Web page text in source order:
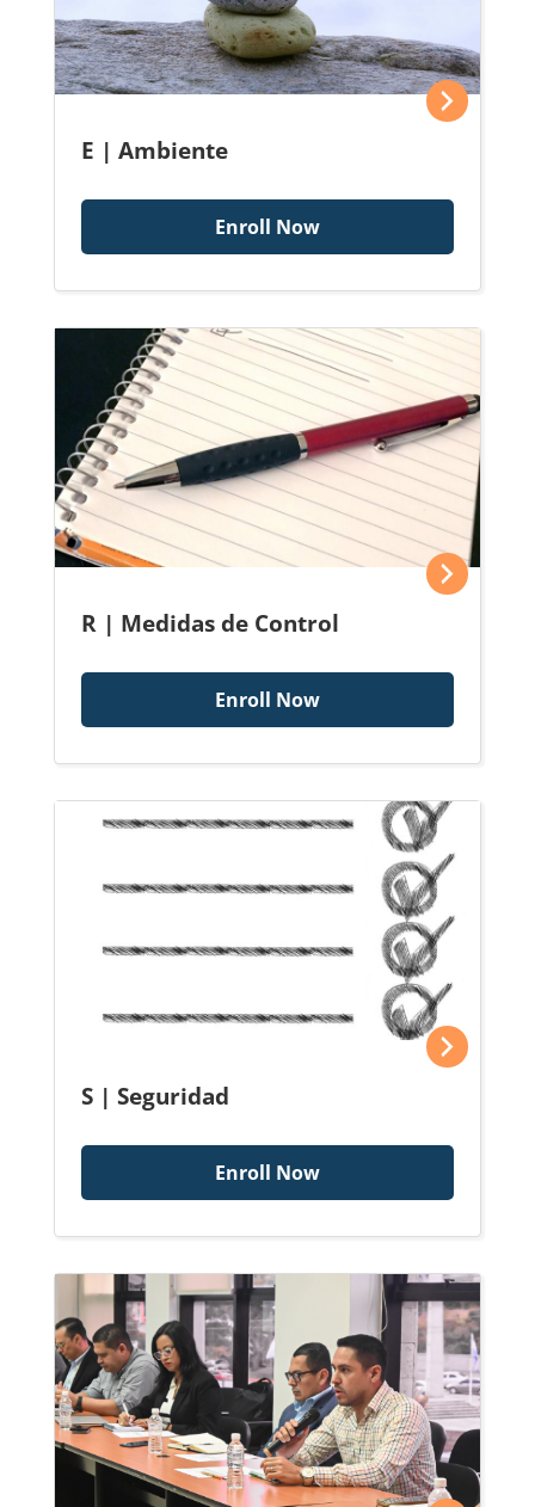
E | Ambiente
Enroll Now
R | Medidas de Control
Enroll Now
S | Seguridad
Enroll Now